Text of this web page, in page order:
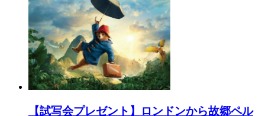
【試写会プレゼント】ロンドンから故郷ペル